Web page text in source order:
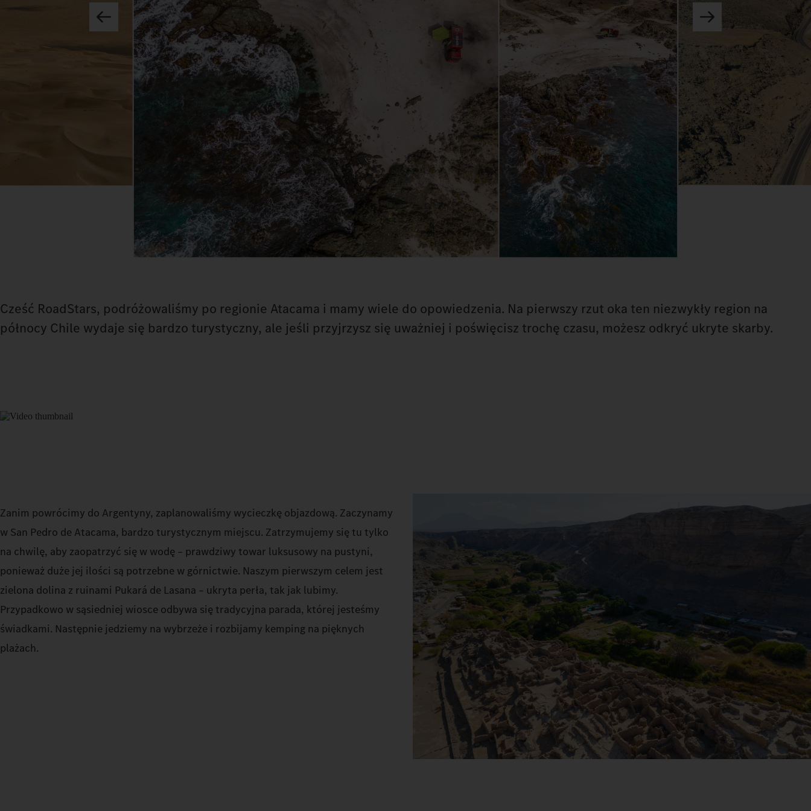
Cześć RoadStars, podróżowaliśmy po regionie Atacama i mamy wiele do opowiedzenia. Na pierwszy rzut oka ten niezwykły region na
północy Chile wydaje się bardzo turystyczny, ale jeśli przyjrzysz się uważniej i poświęcisz trochę czasu, możesz odkryć ukryte skarby.
Zanim powrócimy do Argentyny, zaplanowaliśmy wycieczkę objazdową. Zaczynamy
w San Pedro de Atacama, bardzo turystycznym miejscu. Zatrzymujemy się tu tylko
na chwilę, aby zaopatrzyć się w wodę – prawdziwy towar luksusowy na pustyni,
ponieważ duże jej ilości są potrzebne w górnictwie. Naszym pierwszym celem jest
zielona dolina z ruinami Pukará de Lasana – ukryta perła, tak jak lubimy.
Przypadkowo w sąsiedniej wiosce odbywa się tradycyjna parada, której jesteśmy
świadkami. Następnie jedziemy na wybrzeże i rozbijamy kemping na pięknych
plażach.